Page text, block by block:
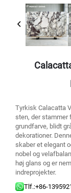
Tyrkisk Calacatta
sten, der stammer
grundfarve, blidt
dekorationer.
skaber et elegant
nobel og
høj glans og er
indreprojekter.
Tlf.:+86-